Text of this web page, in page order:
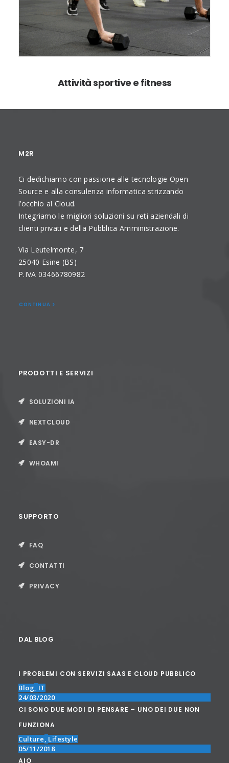
Attività sportive e fitness
M2R
Ci dedichiamo con passione alle tecnologie Open
Source e alla consulenza informatica strizzando
l’occhio al Cloud.
Integriamo le migliori soluzioni su reti aziendali di
clienti privati e della Pubblica Amministrazione.
Via Leutelmonte, 7
25040 Esine (BS)
P.IVA 03466780982
CONTINUA >
PRODOTTI E SERVIZI
SOLUZIONI IA
NEXTCLOUD
EASY-DR
WHOAMI
SUPPORTO
FAQ
CONTATTI
PRIVACY
DAL BLOG
I PROBLEMI CON SERVIZI SAAS E CLOUD PUBBLICO
Blog, IT
24/03/2020
CI SONO DUE MODI DI PENSARE – UNO DEI DUE NON
FUNZIONA
Culture, Lifestyle
05/11/2018
AIO